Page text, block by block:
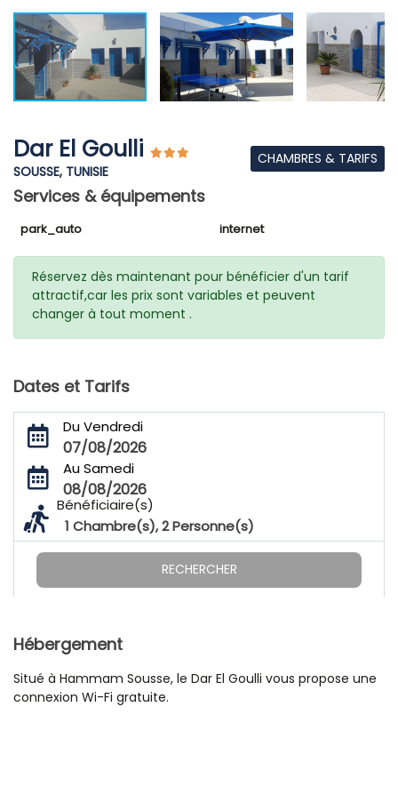
Dar El Goulli
SOUSSE, TUNISIE
CHAMBRES & TARIFS
Services & équipements
park_auto internet
Réservez dès maintenant pour bénéficier d'un tarif
attractif,car les prix sont variables et peuvent
changer à tout moment .
Dates et Tarifs
Du Vendredi
07/08/2026
Au Samedi
08/08/2026
Bénéficiaire(s)
1 Chambre(s),2Personne(s)
RECHERCHER
Hébergement
Situé à Hammam Sousse, le Dar El Goulli vous propose une
connexion Wi-Fi gratuite.